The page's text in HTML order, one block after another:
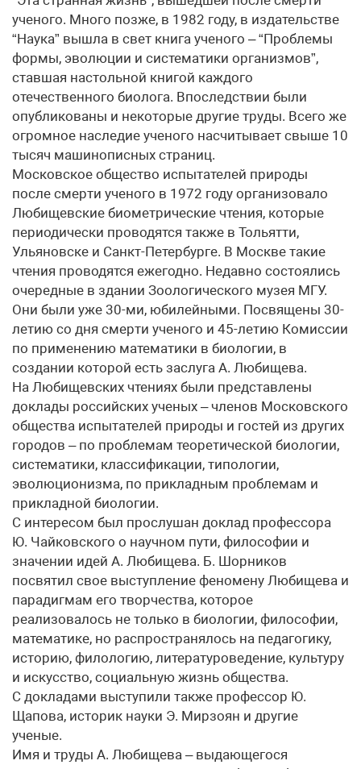
ученого. Много позже, в 1982 году, в издательстве
“Наука” вышла в свет книга ученого – “Проблемы
формы, эволюции и систематики организмов”,
ставшая настольной книгой каждого
отечественного биолога. Впоследствии были
опубликованы и некоторые другие труды. Всего же
огромное наследие ученого насчитывает свыше 10
тысяч машинописных страниц.
Московское общество испытателей природы
после смерти ученого в 1972 году организовало
Любищевские биометрические чтения, которые
периодически проводятся также в Тольятти,
Ульяновске и Санкт-Петербурге. В Москве такие
чтения проводятся ежегодно. Недавно состоялись
очередные в здании Зоологического музея МГУ.
Они были уже 30-ми, юбилейными. Посвящены 30-
летию со дня смерти ученого и 45-летию Комиссии
по применению математики в биологии, в
создании которой есть заслуга А. Любищева.
На Любищевских чтениях были представлены
доклады российских ученых – членов Московского
общества испытателей природы и гостей из других
городов – по проблемам теоретической биологии,
систематики, классификации, типологии,
эволюционизма, по прикладным проблемам и
прикладной биологии.
С интересом был прослушан доклад профессора
Ю. Чайковского о научном пути, философии и
значении идей А. Любищева. Б. Шорников
посвятил свое выступление феномену Любищева и
парадигмам его творчества, которое
реализовалось не только в биологии, философии,
математике, но распространялось на педагогику,
историю, филологию, литературоведение, культуру
и искусство, социальную жизнь общества.
С докладами выступили также профессор Ю.
Щапова, историк науки Э. Мирзоян и другие
ученые.
Имя и труды А. Любищева – выдающегося